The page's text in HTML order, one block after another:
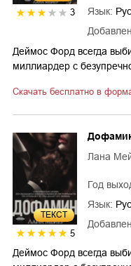
3
Язык:
Деймос Форд всегда
миллиардер с
Скачать бесплатно в
ТЕКСТ
5
Лана
Год
Язык:
Деймос Форд всегда